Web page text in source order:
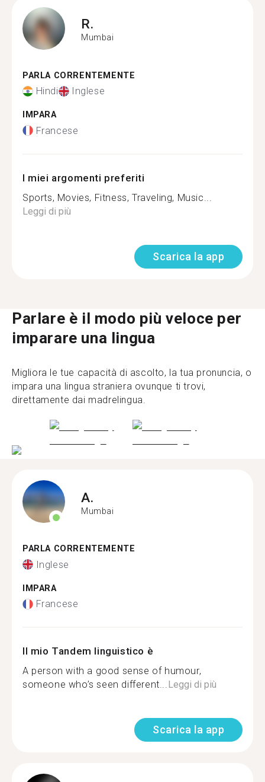
R.
Mumbai
PARLA CORRENTEMENTE
Hindi Inglese
IMPARA
Francese
I miei argomenti preferiti
Sports, Movies, Fitness, Traveling, Music...
Leggi di più
Scarica la app
Parlare è il modo più veloce per
imparare una lingua
Migliora le tue capacità di ascolto, la tua pronuncia, o
impara una lingua straniera ovunque ti trovi,
direttamente dai madrelingua.
A.
Mumbai
PARLA CORRENTEMENTE
Inglese
IMPARA
Francese
Il mio Tandem linguistico è
A person with a good sense of humour,
someone who’s seen different...Leggi di più
Scarica la app